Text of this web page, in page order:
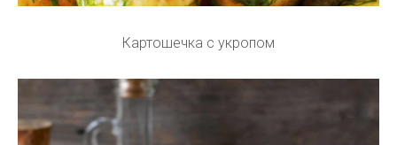
Картошечка с укропом